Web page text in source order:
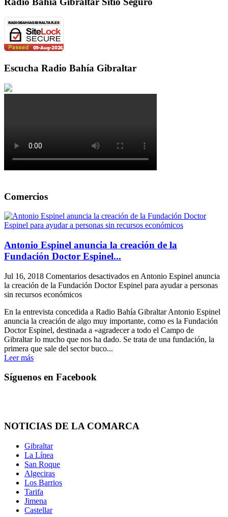
Escucha Radio Bahía Gibraltar
Comercios
Antonio Espinel anuncia la creación de la
Fundación Doctor Espinel...
Jul 16, 2018 Comentarios desactivados en Antonio Espinel anuncia
la creación de la Fundación Doctor Espinel para ayudar a personas
sin recursos económicos
En la entrevista concedida a Radio Bahía Gibraltar Antonio Espinel
anuncia la creación de algo muy importante, como es la Fundación
Doctor Espinel, destinada a «agradecer a todo el Campo de
Gibraltar lo mucho que nos ha dado. Se trata de una fundación, la
primera que sale del sector buco...
Leer más
Síguenos en Facebook
NOTICIAS DE LA COMARCA
Gibraltar
La Línea
San Roque
Algeciras
Los Barrios
Tarifa
Jimena
Castellar